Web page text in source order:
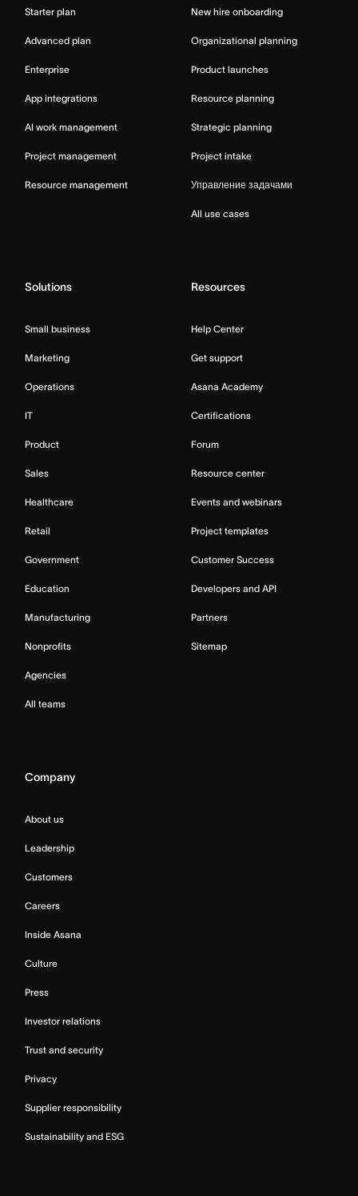
Starter plan
Advanced plan
Enterprise
App integrations
AI work management
Project management
Resource management
New hire onboarding
Organizational planning
Product launches
Resource planning
Strategic planning
Project intake
Управление задачами
All use cases
Solutions
Small business
Marketing
Operations
IT
Product
Sales
Healthcare
Retail
Government
Education
Manufacturing
Nonprofits
Agencies
All teams
Resources
Help Center
Get support
Asana Academy
Certifications
Forum
Resource center
Events and webinars
Project templates
Customer Success
Developers and API
Partners
Sitemap
Company
About us
Leadership
Customers
Careers
Inside Asana
Culture
Press
Investor relations
Trust and security
Privacy
Supplier responsibility
Sustainability and ESG